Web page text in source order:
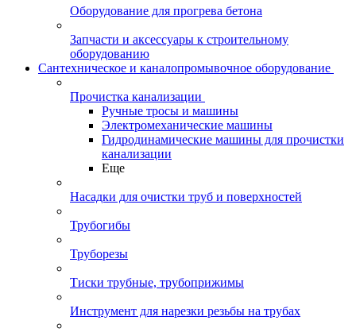
Оборудование для прогрева бетона
Запчасти и аксессуары к строительному
оборудованию
Сантехническое и каналопромывочное оборудование
Прочистка канализации
Ручные тросы и машины
Электромеханические машины
Гидродинамические машины для прочистки
канализации
Еще
Насадки для очистки труб и поверхностей
Трубогибы
Труборезы
Тиски трубные, трубоприжимы
Инструмент для нарезки резьбы на трубах